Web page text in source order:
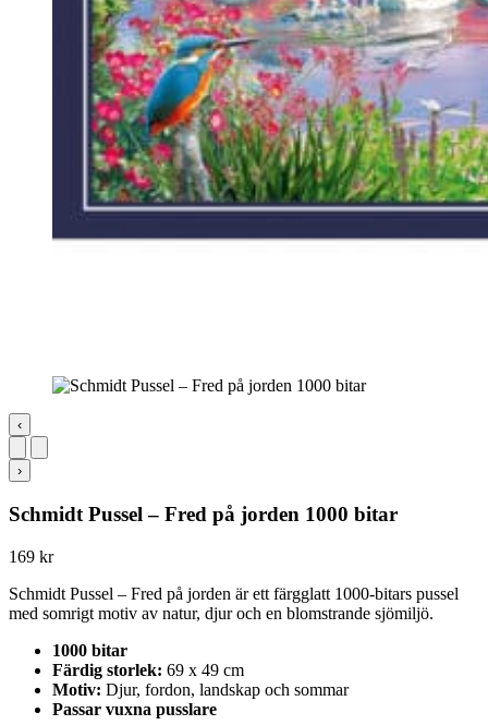
‹
›
Schmidt Pussel – Fred på jorden 1000 bitar
169 kr
Schmidt Pussel – Fred på jorden är ett färgglatt 1000-bitars pussel
med somrigt motiv av natur, djur och en blomstrande sjömiljö.
1000 bitar
Färdig storlek: 69 x 49 cm
Motiv: Djur, fordon, landskap och sommar
Passar vuxna pusslare